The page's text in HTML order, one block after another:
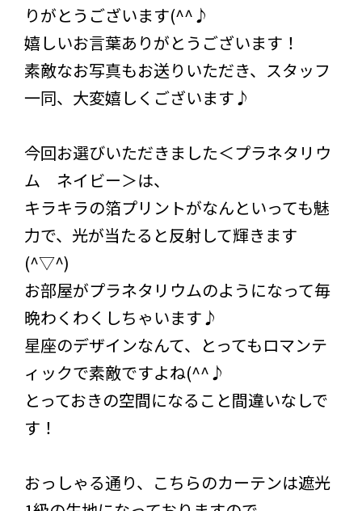
りがとうございます(^^♪
嬉しいお言葉ありがとうございます！
素敵なお写真もお送りいただき、スタッフ
一同、大変嬉しくございます♪
今回お選びいただきました＜プラネタリウ
ム ネイビー＞は、
キラキラの箔プリントがなんといっても魅
力で、光が当たると反射して輝きます
(^▽^)
お部屋がプラネタリウムのようになって毎
晩わくわくしちゃいます♪
星座のデザインなんて、とってもロマンテ
ィックで素敵ですよね(^^♪
とっておきの空間になること間違いなしで
す！
おっしゃる通り、こちらのカーテンは遮光